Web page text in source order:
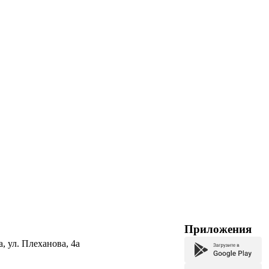
ул. Плеханова, 4а
Приложения